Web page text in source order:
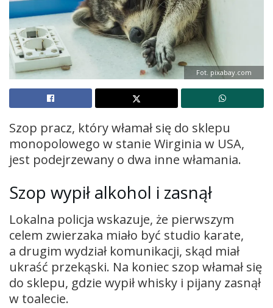
Fot. pixabay.com
Szop pracz, który włamał się do sklepu
monopolowego w stanie Wirginia w USA,
jest podejrzewany o dwa inne włamania.
Szop wypił alkohol i zasnął
Lokalna policja wskazuje, że pierwszym
celem zwierzaka miało być studio karate,
a drugim wydział komunikacji, skąd miał
ukraść przekąski. Na koniec szop włamał się
do sklepu, gdzie wypił whisky i pijany zasnął
w toalecie.